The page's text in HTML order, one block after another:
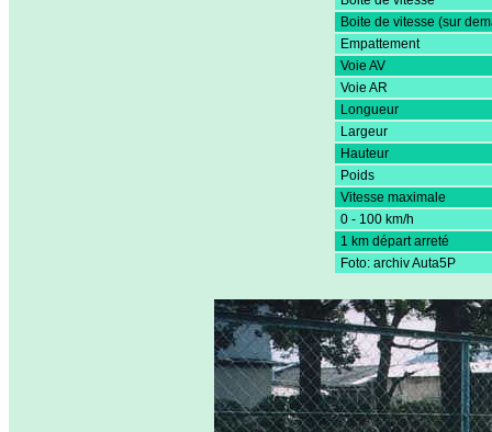
Boite de vitesse (sur
Empattement
Voie AV
Voie AR
Longueur
Largeur
Hauteur
Poids
Vitesse maximale
0 - 100 km/h
1 km départ arreté
Foto: archiv Auta5P